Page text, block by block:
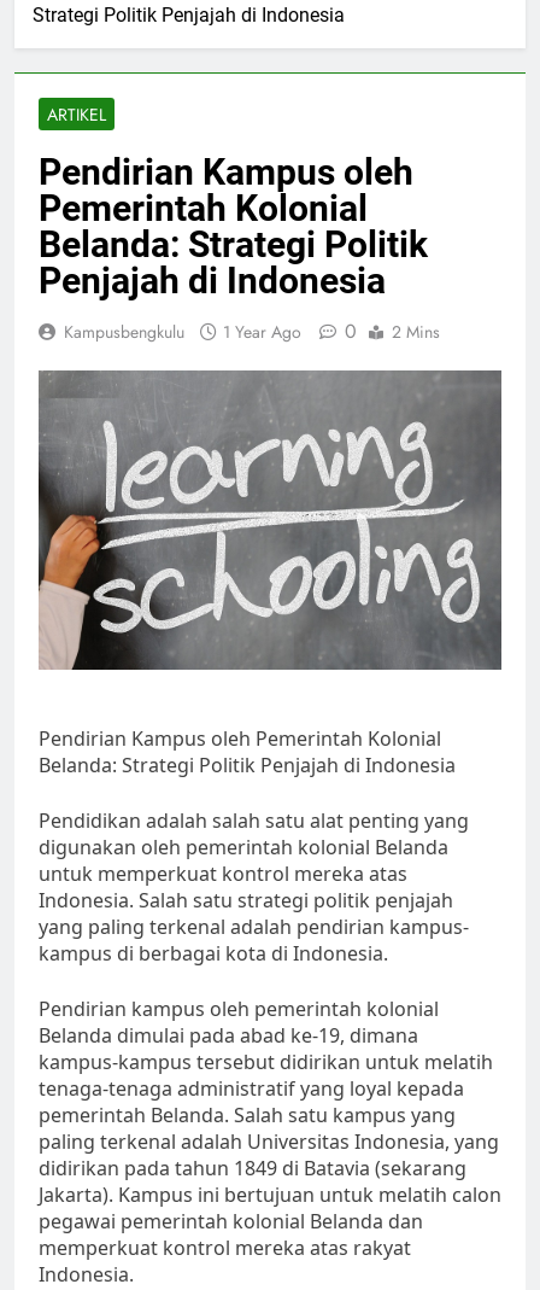
Strategi Politik Penjajah di Indonesia
ARTIKEL
Pendirian Kampus oleh
Pemerintah Kolonial
Belanda: Strategi Politik
Penjajah di Indonesia
Kampusbengkulu 1 Year Ago 0 2 Mins
Pendirian Kampus oleh Pemerintah Kolonial
Belanda: Strategi Politik Penjajah di Indonesia
Pendidikan adalah salah satu alat penting yang
digunakan oleh pemerintah kolonial Belanda
untuk memperkuat kontrol mereka atas
Indonesia. Salah satu strategi politik penjajah
yang paling terkenal adalah pendirian kampus-
kampus di berbagai kota di Indonesia.
Pendirian kampus oleh pemerintah kolonial
Belanda dimulai pada abad ke-19, dimana
kampus-kampus tersebut didirikan untuk melatih
tenaga-tenaga administratif yang loyal kepada
pemerintah Belanda. Salah satu kampus yang
paling terkenal adalah Universitas Indonesia, yang
didirikan pada tahun 1849 di Batavia (sekarang
Jakarta). Kampus ini bertujuan untuk melatih calon
pegawai pemerintah kolonial Belanda dan
memperkuat kontrol mereka atas rakyat
Indonesia.